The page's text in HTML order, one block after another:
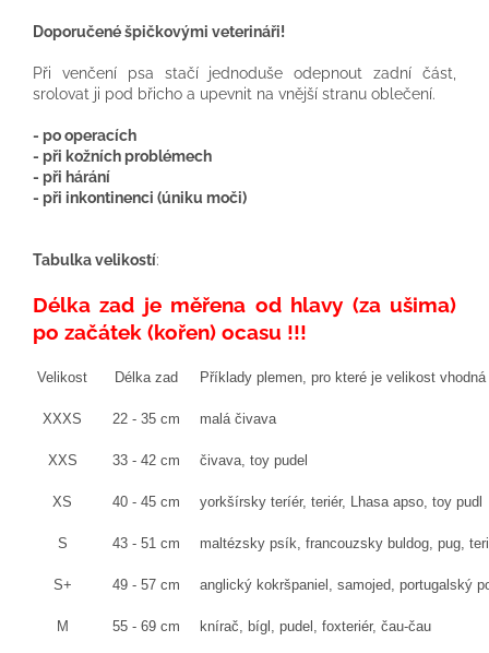
Doporučené špičkovými veterináři!
Při venčení psa stačí jednoduše odepnout zadní část,
srolovat ji pod břicho a upevnit na vnější stranu oblečení.
- po operacích
- při kožních problémech
- při hárání
- při inkontinenci (úniku moči)
Tabulka velikostí:
Délka zad je měřena od hlavy (za ušima)
po začátek (kořen) ocasu !!!
Velikost Délka zad Příklady plemen pro které je velikost vhodná
XXXS 22 - 35 cm malá čivava
XXS 33 - 42 cm čivava, toy pudel
XS 40 - 45 cm yorkšírsky teríér, teriér, Lhasa apso, toy pudl
S 43 - 51 cm maltézsky psík, francouzsky buldog, pug,
S+ 49 - 57 cm anglický kokršpaniel, samojed, portugalský
M 55 - 69 cm knírač, bígl, pudel, foxteriér, čau-čau